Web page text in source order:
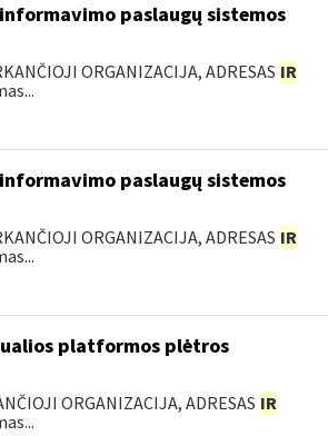
paslaugų sistemos
ORGANIZACIJA, ADRESAS IR
paslaugų sistemos
ORGANIZACIJA, ADRESAS IR
platformos plėtros
ORGANIZACIJA, ADRESAS IR